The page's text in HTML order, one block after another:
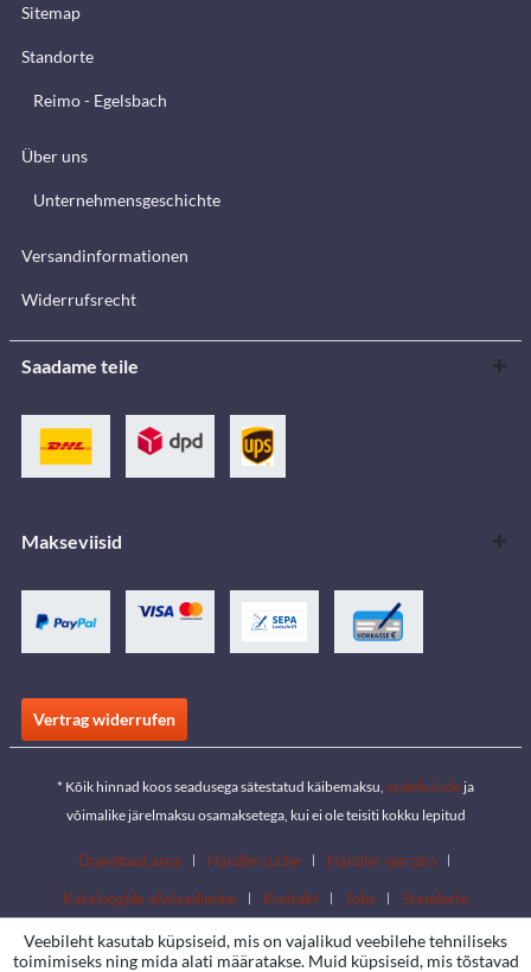
Sitemap
Standorte
Reimo - Egelsbach
Über uns
Unternehmensgeschichte
Versandinformationen
Widerrufsrecht
Saadame teile
Makseviisid
Vertrag widerrufen
* Kõik hinnad koos seadusega sätestatud käibemaksu, saatekulude ja
võimalike järelmaksu osamaksetega, kui ei ole teisiti kokku lepitud
Download area Händlersuche
Händler werden
Kataloogide allalaadimine
Kontakt Jobs Standorte
Veebileht kasutab küpsiseid, mis on vajalikud veebilehe tehniliseks
toimimiseks ning mida alati määratakse. Muid küpsiseid, mis tõstavad